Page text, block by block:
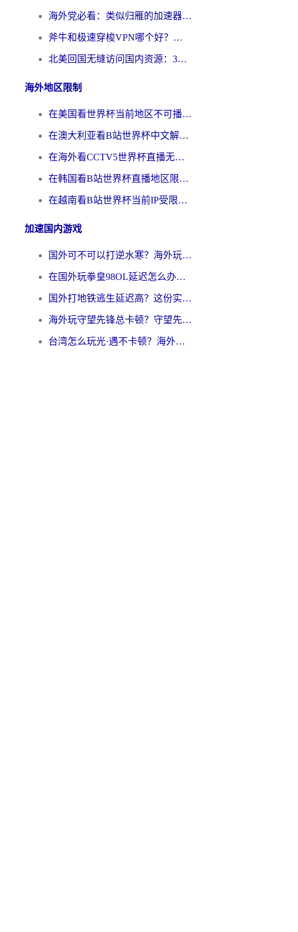
海外党必看：类似归雁的加速器怎么选？一篇搞定无缝访问国内资源
斧牛和极速穿梭VPN哪个好？海外党选回国加速器必看的真实对比与避坑指南
北美回国无缝访问国内资源：3年海外党亲测的加速器选择指南
海外地区限制
在美国看世界杯当前地区不可播放？海外党体育观赛终极指南来了！
在澳大利亚看B站世界杯中文解说仅限中国大陆？这篇指南帮你打破限制看遍赛事
在海外看CCTV5世界杯直播无法播放？这篇指南让你和国内球迷同步呐喊
在韩国看B站世界杯直播地区限制？这篇指南让你告别“当前地区不可播放”
在越南看B站世界杯当前IP受限制？海外党体育观赛终极指南来了
加速国内游戏
国外可不可以打逆水寒？海外玩家国服畅玩终极指南（附漫威荒野乱斗加速方案）
在国外玩拳皇98OL延迟怎么办？海外党亲测有效的低延迟指南
国外打地铁逃生延迟高？这份实测有效的低延迟指南帮你吃鸡
海外玩守望先锋总卡顿？守望先锋游戏加速器在哪里买&避坑指南（附欧洲非洲游戏实测）
台湾怎么玩光·遇不卡顿？海外党国服游戏加速终极攻略（附实测体验）